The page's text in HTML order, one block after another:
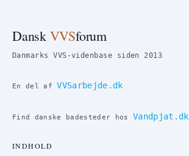
Dansk VVSforum
Danmarks VVS-videnbase siden 2013
En del afVVSarbejde.dk
Find danske badesteder hos Vandpjat.dk
INDHOLD